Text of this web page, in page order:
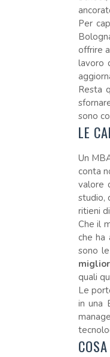
Per
offrire
lavoro
Resta
sono
LE
Un
conta
valore
studio,
ritieni
Che il
che ha
sono
quali
Le
in una